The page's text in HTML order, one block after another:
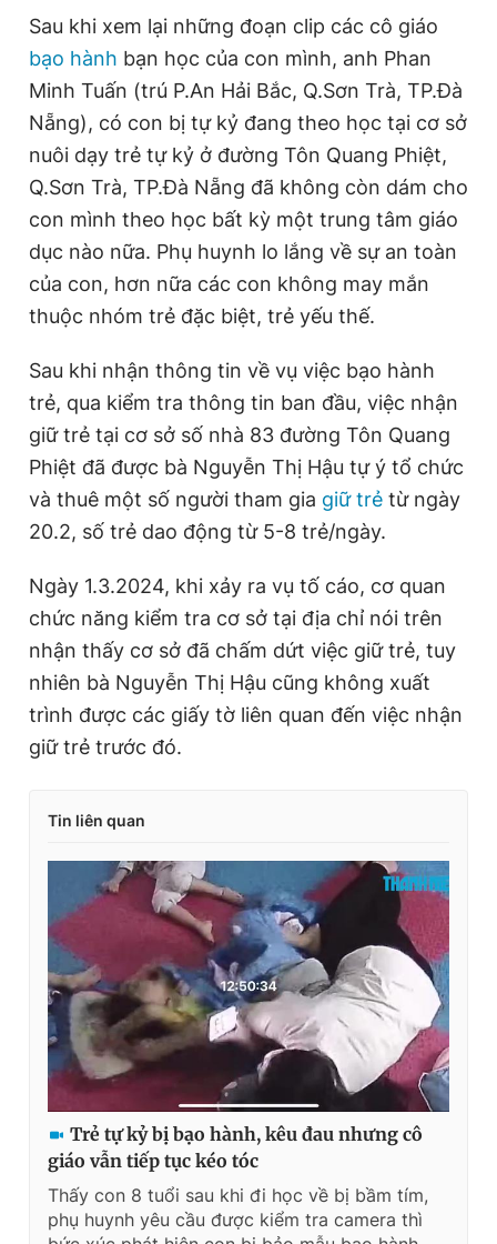
Hotline
0906 645 777
Liên hệ quảng cáo
0908 780 404
Đặt báo Quảng cáo RSS Tòa soạn Chính sách bảo
Tổng biên tập: Nguyễn Ngọc Toàn
Phó tổng biên tập thường trực: Hải Thành
Phó tổng biên tập: Lâm Hiếu Dũng
Phó tổng biên tập: Trần Việt Hưng
Tổng thư ký tòa soạn: Đức Trung
© 2003-2026 Bản quyền thuộc về Báo Thanh Niên. Cấm sao
chép dưới mọi hình thức nếu không có sự chấp thuận bằng văn
bản. Phát triển bởi ePi Technologies, JSC.
Sau khi xem lại những đoạn clip các cô giáo
bạo hành bạn học của con mình, anh Phan
Minh Tuấn (trú P.An Hải Bắc, Q.Sơn Trà, TP.Đà
Nẵng), có con bị tự kỷ đang theo học tại cơ sở
nuôi dạy trẻ tự kỷ ở đường Tôn Quang Phiệt,
Q.Sơn Trà, TP.Đà Nẵng đã không còn dám cho
con mình theo học bất kỳ một trung tâm giáo
dục nào nữa. Phụ huynh lo lắng về sự an toàn
của con, hơn nữa các con không may mắn
thuộc nhóm trẻ đặc biệt, trẻ yếu thế.
Sau khi nhận thông tin về vụ việc bạo hành
trẻ, qua kiểm tra thông tin ban đầu, việc nhận
giữ trẻ tại cơ sở số nhà 83 đường Tôn Quang
Phiệt đã được bà Nguyễn Thị Hậu tự ý tổ chức
và thuê một số người tham gia giữ trẻ từ ngày
20.2, số trẻ dao động từ 5-8 trẻ/ngày.
Ngày 1.3.2024, khi xảy ra vụ tố cáo, cơ quan
chức năng kiểm tra cơ sở tại địa chỉ nói trên
nhận thấy cơ sở đã chấm dứt việc giữ trẻ, tuy
nhiên bà Nguyễn Thị Hậu cũng không xuất
trình được các giấy tờ liên quan đến việc nhận
giữ trẻ trước đó.
Tin liên quan
Trẻ tự kỷ bị bạo hành, kêu đau nhưng cô
giáo vẫn tiếp tục kéo tóc
Thấy con 8 tuổi sau khi đi học về bị bầm tím,
phụ huynh yêu cầu được kiểm tra camera thì